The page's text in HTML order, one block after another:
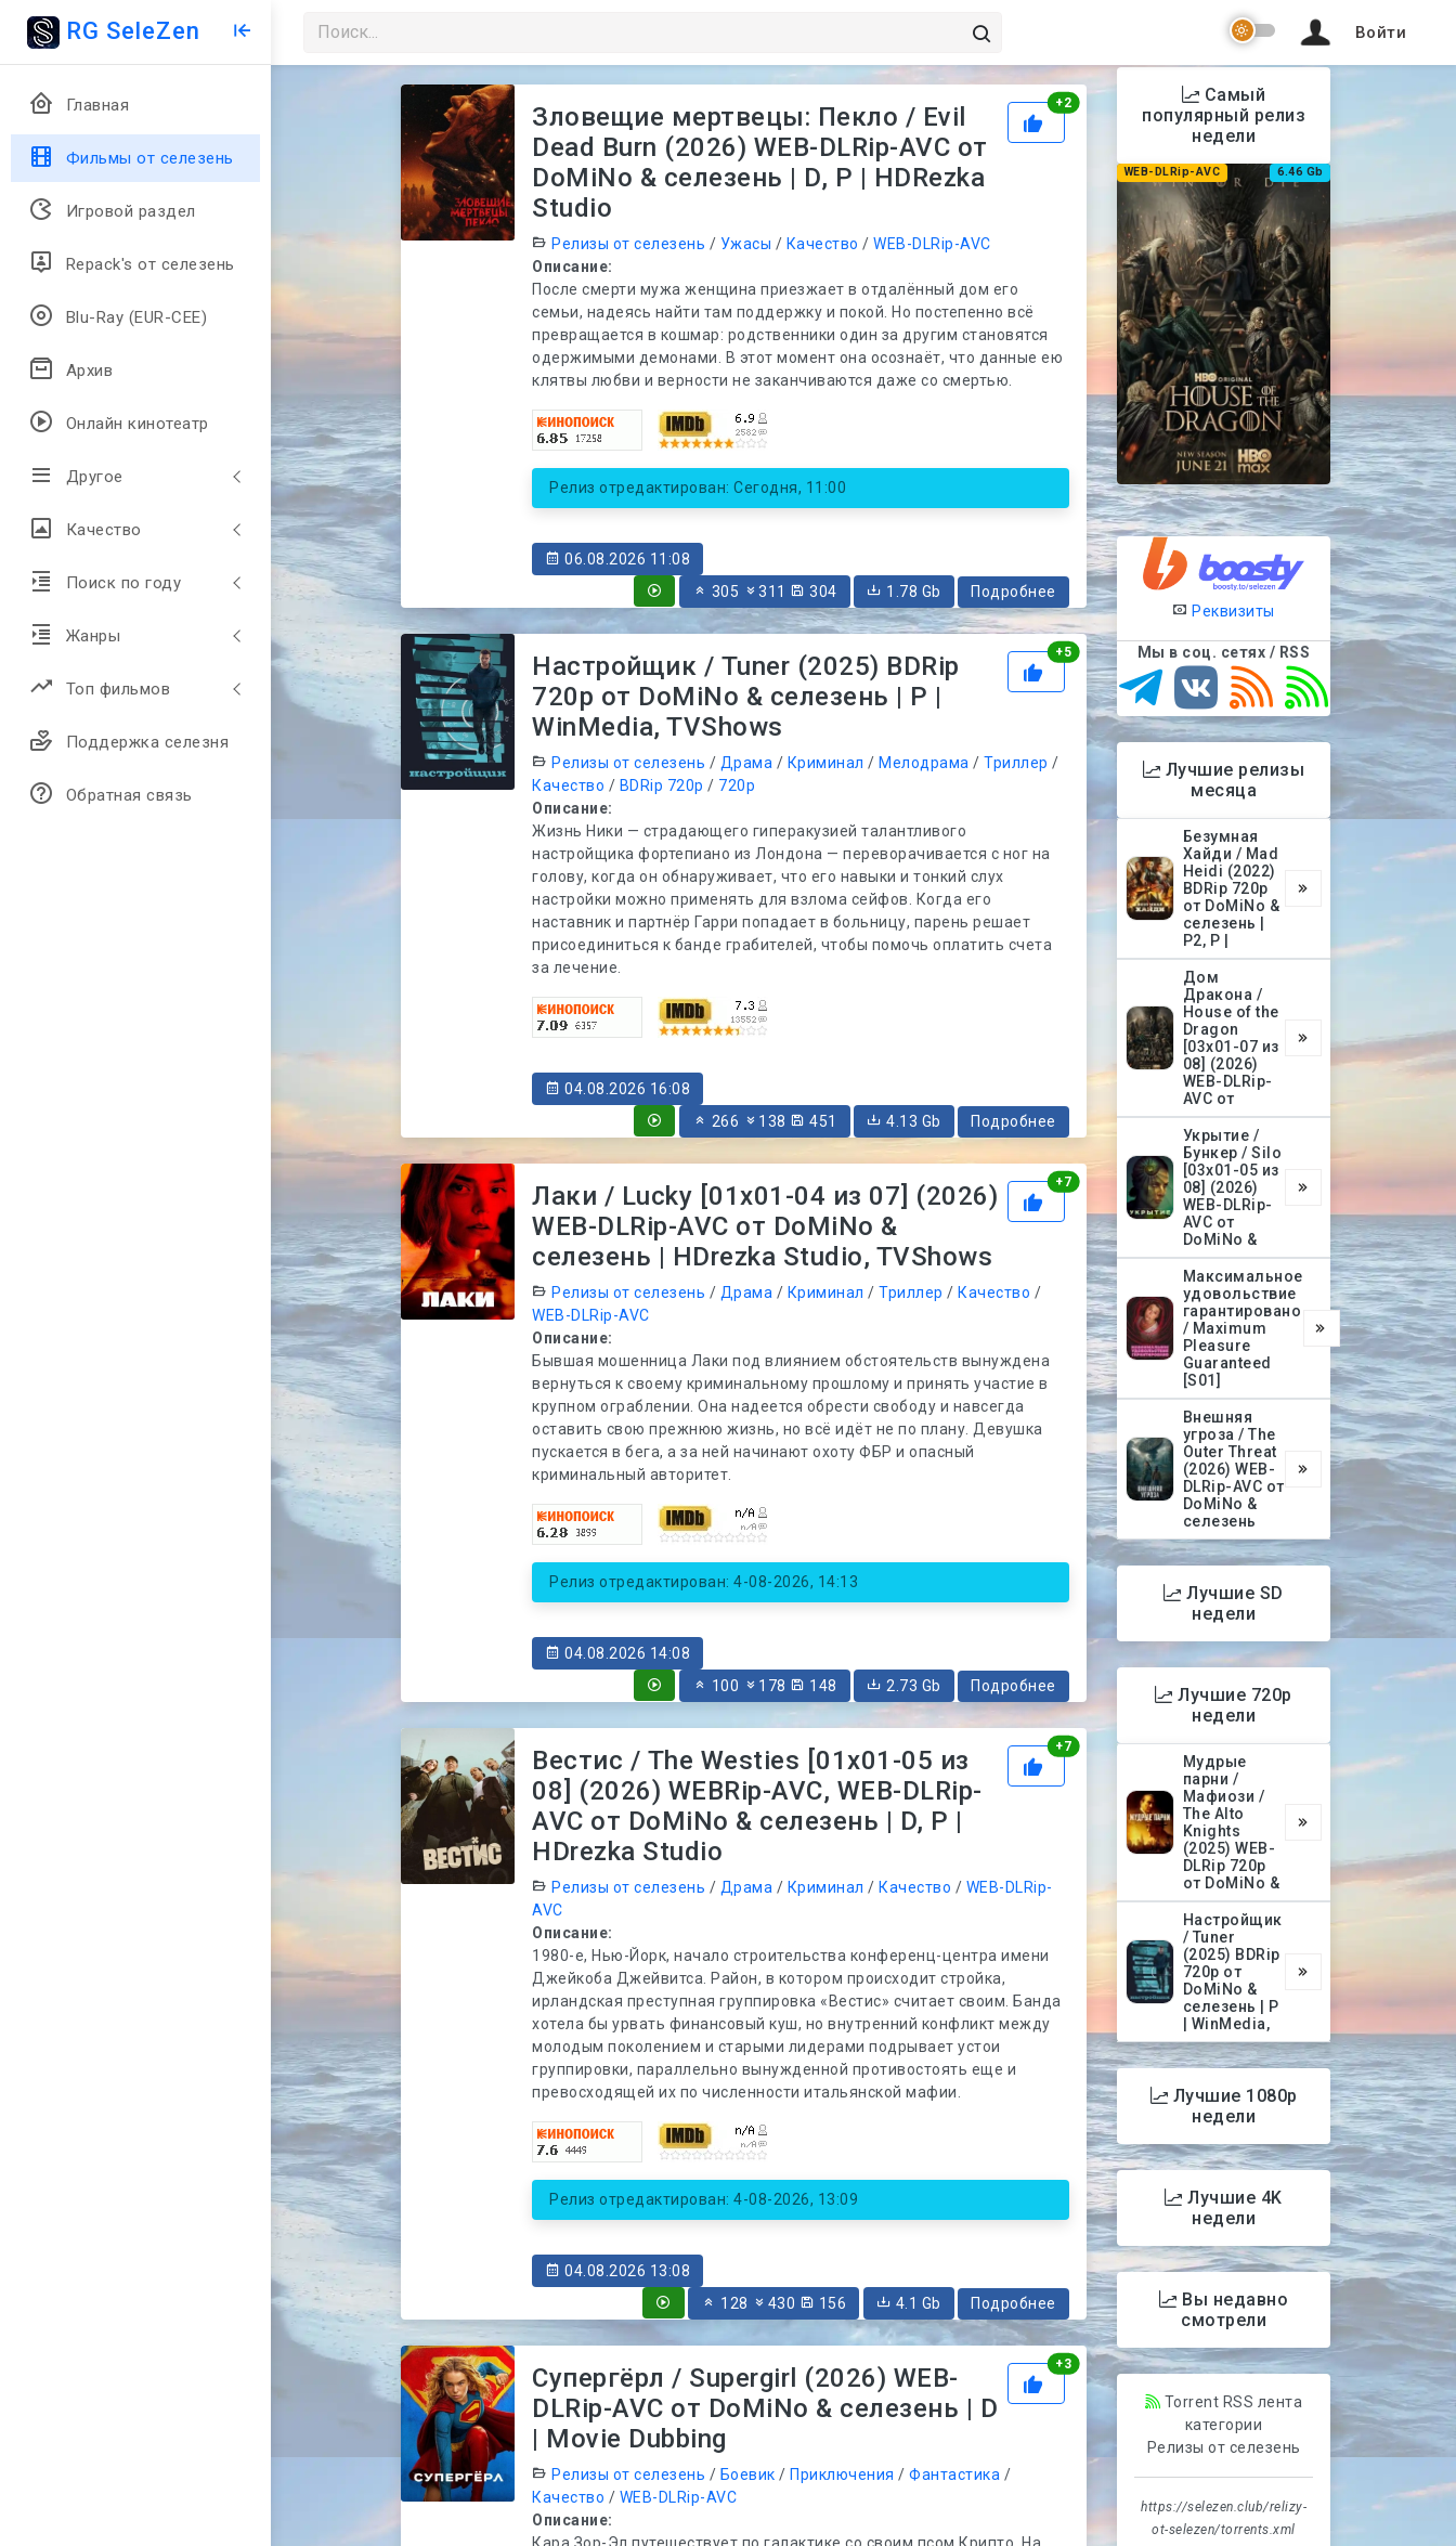
RG SeleZen
Главная
Фильмы от селезень
Игровой раздел
Repack's от селезень
Blu-Ray (EUR-CEE)
Архив
Онлайн кинотеатр
Другое
Качество
Поиск по году
Жанры
Топ фильмов
Поддержка селезня
Обратная связь
Войти
+2Рейтинг
Зловещие мертвецы: Пекло / Evil
Dead Burn (2026) WEB-DLRip-AVC от
DoMiNo & селезень | D, P | HDRezka
Studio
Релизы от селезень / Ужасы / Качество /WEB-DLRip-AVC
Описание:
После смерти мужа женщина приезжает в отдалённый дом его
семьи, надеясь найти там поддержку и покой. Но постепенно всё
превращается в кошмар: родственники один за другим становятся
одержимыми демонами. В этот момент она осознаёт, что данные ею
клятвы любви и верности не заканчиваются даже со смертью.
Релиз отредактирован: Сегодня, 11:00
06.08.2026 11:08
305
311 304 1.78 Gb Подробнее
+5Рейтинг
Настройщик / Tuner (2025) BDRip
720p от DoMiNo & селезень | P |
WinMedia, TVShows
Релизы от селезень / Драма / Криминал /Мелодрама /Триллер /
Качество / BDRip 720p / 720p
Описание:
Жизнь Ники — страдающего гиперакузией талантливого
настройщика фортепиано из Лондона — переворачивается с ног на
голову, когда он обнаруживает, что его навыки и тонкий слух
настройки можно применять для взлома сейфов. Когда его
наставник и партнёр Гарри попадает в больницу, парень решает
присоединиться к банде грабителей, чтобы помочь оплатить счета
за лечение.
04.08.2026 16:08
266
138 451 4.13 Gb Подробнее
+7Рейтинг
Лаки / Lucky [01x01-04 из 07] (2026)
WEB-DLRip-AVC от DoMiNo &
селезень | HDrezka Studio, TVShows
Релизы от селезень / Драма / Криминал /Триллер /Качество /
WEB-DLRip-AVC
Описание:
Бывшая мошенница Лаки под влиянием обстоятельств вынуждена
вернуться к своему криминальному прошлому и принять участие в
крупном ограблении. Она надеется обрести свободу и навсегда
оставить свою прежнюю жизнь, но всё идёт не по плану. Девушка
пускается в бега, а за ней начинают охоту ФБР и опасный
криминальный авторитет.
Релиз отредактирован: 4-08-2026, 14:13
04.08.2026 14:08
100
178 148 2.73 Gb Подробнее
+7Рейтинг
Вестис / The Westies [01x01-05 из
08] (2026) WEBRip-AVC, WEB-DLRip-
AVC от DoMiNo & селезень | D, P |
HDrezka Studio
Релизы от селезень / Драма / Криминал /Качество / WEB-DLRip-
AVC
Описание:
1980-е, Нью-Йорк, начало строительства конференц-центра имени
Джейкоба Джейвитса. Район, в котором происходит стройка,
ирландская преступная группировка «Вестис» считает своим. Банда
хотела бы урвать финансовый куш, но внутренний конфликт между
молодым поколением и старыми лидерами подрывает устои
группировки, параллельно вынужденной противостоять еще и
превосходящей их по численности итальянской мафии.
Релиз отредактирован: 4-08-2026, 13:09
04.08.2026 13:08
128
430 156 4.1 Gb Подробнее
+3Рейтинг
Супергёрл / Supergirl (2026) WEB-
DLRip-AVC от DoMiNo & селезень | D
| Movie Dubbing
Релизы от селезень / Боевик /Приключения /Фантастика /
Качество / WEB-DLRip-AVC
Описание:
Кара Зор-Эл путешествует по галактике со своим псом Крипто. На
Самый
популярный релиз
недели
WEB-DLRip-AVC 6.46 Gb
Реквизиты
Мы в соц. сетях / RSS
Лучшие релизы
месяца
Безумная
Хайди / Mad
Heidi (2022)
BDRip 720p
от DoMiNo &
селезень |
P2, P |
Дом
Дракона /
House of the
Dragon
[03х01-07 из
08] (2026)
WEB-DLRip-
AVC от
Укрытие /
Бункер / Silo
[03х01-05 из
08] (2026)
WEB-DLRip-
AVC от
DoMiNo &
Максимальное
удовольствие
гарантировано
/ Maximum
Pleasure
Guaranteed
[S01]
Внешняя
угроза / The
Outer Threat
(2026) WEB-
DLRip-AVC от
DoMiNo &
селезень
Лучшие SD
недели
Лучшие 720p
недели
Мудрые
парни /
Мафиози /
The Alto
Knights
(2025) WEB-
DLRip 720p
от DoMiNo &
Настройщик
/ Tuner
(2025) BDRip
720p от
DoMiNo &
селезень | P
| WinMedia,
Лучшие 1080p
недели
Лучшие 4K
недели
Вы недавно
смотрели
Torrent RSS лента
категории
Релизы от селезень
https://selezen.club/relizy-
ot-selezen/torrents.xml